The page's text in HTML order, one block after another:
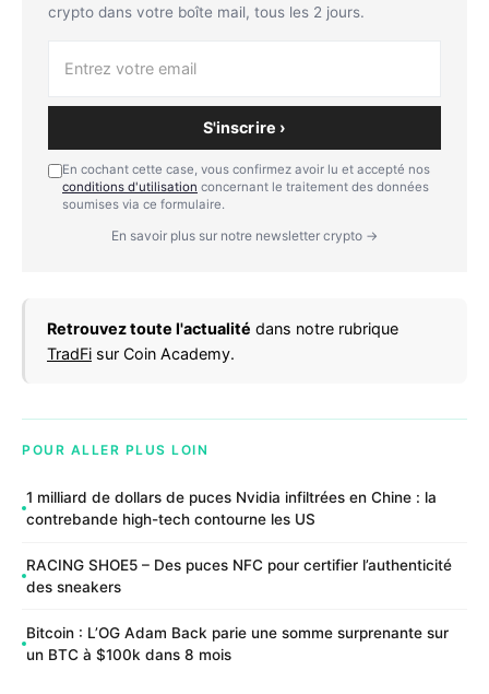
crypto dans votre boîte mail, tous les 2 jours.
S'inscrire ›
En cochant cette case, vous confirmez avoir lu et accepté nos
conditions d'utilisation concernant le traitement des données
soumises via ce formulaire.
En savoir plus sur notre newsletter crypto →
Retrouvez toute l'actualité dans notre rubrique
TradFi sur Coin Academy.
POUR ALLER PLUS LOIN
1 milliard de dollars de puces Nvidia infiltrées en Chine : la
contrebande high-tech contourne les US
RACING SHOE5 – Des puces NFC pour certifier l’authenticité
des sneakers
Bitcoin : L’OG Adam Back parie une somme surprenante sur
un BTC à $100k dans 8 mois